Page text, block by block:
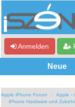
Anmelden
Neue
Apple iPhone Forum Apple -
iPhone Hardware und